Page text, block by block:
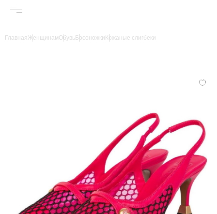
ГлавнаяЖенщинамОбувьБосоножки Кожаные слигбеки